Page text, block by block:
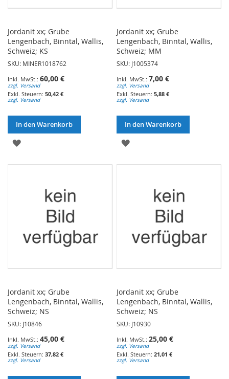
Jordanit xx; Grube
Lengenbach, Binntal, Wallis,
Schweiz; KS
SKU: MINER1018762
60,00 €
zzgl. Versand
50,42 €
zzgl. Versand
In den Warenkorb
ZUR
Jordanit xx; Grube
Lengenbach, Binntal, Wallis,
Schweiz; MM
SKU: J1005374
7,00 €
zzgl. Versand
5,88 €
zzgl. Versand
In den Warenkorb
ZUR
Jordanit xx; Grube
Lengenbach, Binntal, Wallis,
Schweiz; NS
SKU: J10846
45,00 €
zzgl. Versand
37,82 €
zzgl. Versand
Jordanit xx; Grube
Lengenbach, Binntal, Wallis,
Schweiz; NS
SKU: J10930
25,00 €
zzgl. Versand
21,01 €
zzgl. Versand